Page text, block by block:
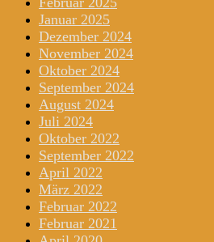
Januar 2025
Dezember 2024
November 2024
Oktober 2024
September 2024
August 2024
Juli 2024
Oktober 2022
September 2022
April 2022
März 2022
Februar 2022
Februar 2021